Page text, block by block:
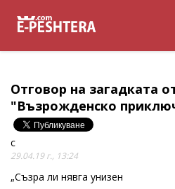
Отговор на загадката
"Възрожденско
c
29.04.19 г., 13:24
„Съзра ли нявга унизен